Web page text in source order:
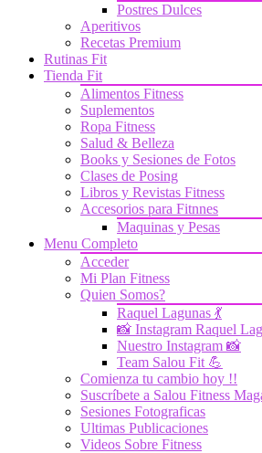
Postres Dulces
Aperitivos
Recetas Premium
Rutinas Fit
Tienda Fit
Alimentos Fitness
Suplementos
Ropa Fitness
Salud & Belleza
Books y Sesiones de Fotos
Clases de Posing
Libros y Revistas Fitness
Accesorios para Fitnnes
Maquinas y Pesas
Menu Completo
Acceder
Mi Plan Fitness
Quien Somos?
Raquel Lagunas 💃
📸 Instagram Raquel
Nuestro Instagram 📸
Team Salou Fit 💪
Comienza tu cambio hoy !!
Suscríbete a Salou Fitness
Sesiones Fotograficas
Ultimas Publicaciones
Videos Sobre Fitness